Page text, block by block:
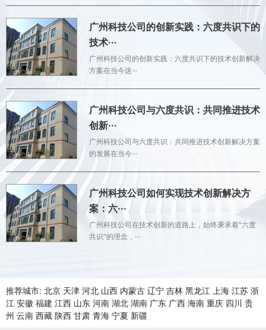
广州科技公司的创新实践：六度共识下的
技术···
广州科技公司的创新实践：六度共识下的技术创新解决
方案在当今这···
广州科技公司与六度共识：共同推进技术
创新···
广州科技公司与六度共识：共同推进技术创新解决方案
的发展在当今···
广州科技公司如何实现技术创新解决方
案：六···
广州科技公司在技术创新的道路上，始终秉承着"六度
共识"的理念，···
推荐城市: 北京 天津 河北 山西 内蒙古 辽宁 吉林 黑龙江 上海 江苏 浙
江 安徽 福建 江西 山东 河南 湖北 湖南 广东 广西 海南 重庆 四川 贵
州 云南 西藏 陕西 甘肃 青海 宁夏 新疆